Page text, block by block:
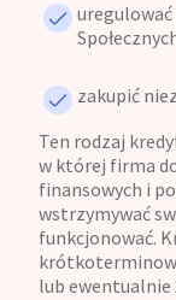
uregulować
zakupić
Ten rodzaj
w której firma
finansowych i
wstrzymywać
funkcjonować.
lub ewentualnie